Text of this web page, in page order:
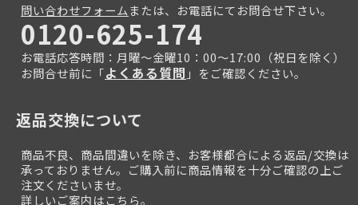
問い合わせフォームまたは、お電話にてお問合せ下さい。
0120-625-174
お電話応答時間：月曜～金曜10：00～17:00（祝日を除く）
お問合せ前に「よくある質問 」をご確認ください。
返品交換について
商品不良、商品間違いを除き、お客様都合による返品/交換は
承っておりません。ご購入前に商品情報を十分ご確認の上ご
注文くださいませ。
詳しいご案内はこちら。